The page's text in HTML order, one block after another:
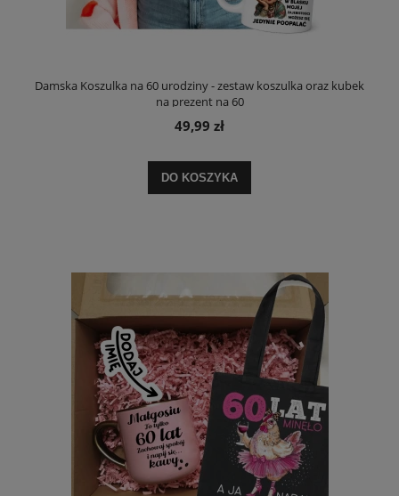
Damska Koszulka na 60 urodziny - zestaw koszulka oraz kubek
na prezent na 60
49,99 zł
DO KOSZYKA